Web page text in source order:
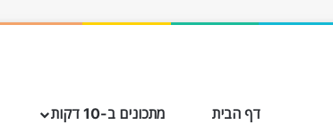
דף הבית מתכונים ב-10 דקות